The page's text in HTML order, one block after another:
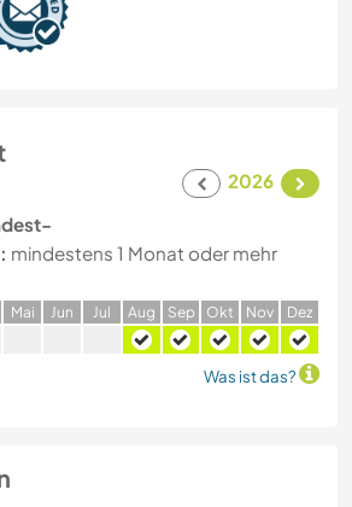
2026
mindestens 1 Monat oder mehr
Mai Jun Jul Aug Sep Okt Nov Dez
Was ist das?